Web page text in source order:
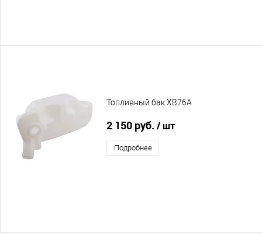
Топливный бак XB76A
2 150 руб. / шт
Подробнее